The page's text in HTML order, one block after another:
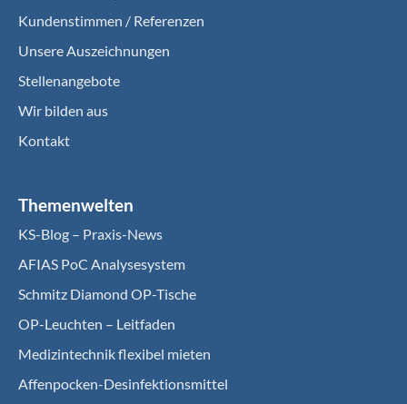
Kundenstimmen / Referenzen
Unsere Auszeichnungen
Stellenangebote
Wir bilden aus
Kontakt
Themenwelten
KS-Blog – Praxis-News
AFIAS PoC Analysesystem
Schmitz Diamond OP-Tische
OP-Leuchten – Leitfaden
Medizintechnik flexibel mieten
Affenpocken-Desinfektionsmittel